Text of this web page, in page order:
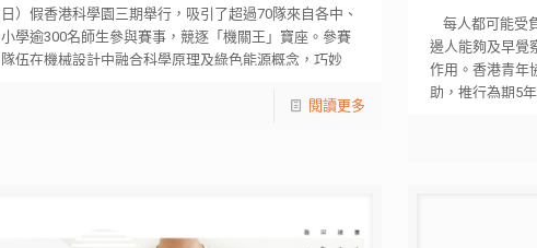
日）假香港科學園三期舉行，吸引了超過70隊來自各中、
小學逾300名師生參與賽事，競逐「機關王」寶座。參賽
隊伍在機械設計中融合科學原理及綠色能源概念，巧妙
閱讀更多
每人都可能受
邊人能夠及早覺
作用。香港青年
助，推行為期5